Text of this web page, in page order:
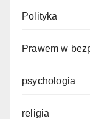
Polityka
Prawem w
psychologia
religia